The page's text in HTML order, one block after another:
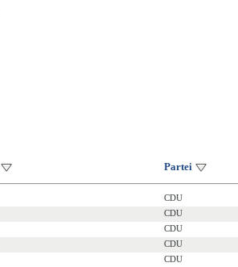
Partei
CDU
CDU
CDU
CDU
CDU